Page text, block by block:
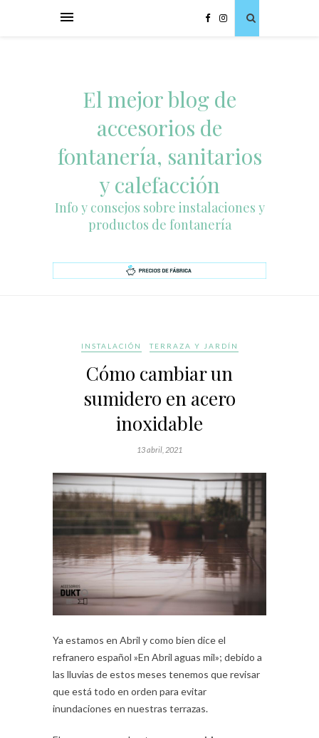
El mejor blog de
accesorios de
fontanería, sanitarios
y calefacción
Info y consejos sobre instalaciones y
productos de fontanería
INSTALACIÓN TERRAZA Y JARDÍN
Cómo cambiar un
sumidero en acero
inoxidable
13 abril, 2021
Ya estamos en Abril y como bien dice el
refranero español »En Abril aguas mil»; debido a
las lluvias de estos meses tenemos que revisar
que está todo en orden para evitar
inundaciones en nuestras terrazas.